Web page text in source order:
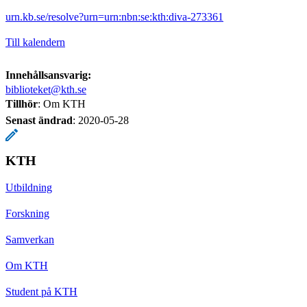
urn.kb.se/resolve?urn=urn:nbn:se:kth:diva-273361
Till kalendern
Innehållsansvarig:
biblioteket@kth.se
Tillhör: Om KTH
Senast ändrad: 2020-05-28
KTH
Utbildning
Forskning
Samverkan
Om KTH
Student på KTH